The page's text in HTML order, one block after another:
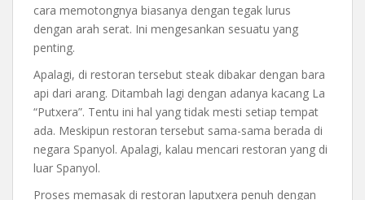
cara memotongnya biasanya dengan tegak lurus
dengan arah serat. Ini mengesankan sesuatu yang
penting.
Apalagi, di restoran tersebut steak dibakar dengan bara
api dari arang. Ditambah lagi dengan adanya kacang La
“Putxera”. Tentu ini hal yang tidak mesti setiap tempat
ada. Meskipun restoran tersebut sama-sama berada di
negara Spanyol. Apalagi, kalau mencari restoran yang di
luar Spanyol.
Proses memasak di restoran laputxera penuh dengan